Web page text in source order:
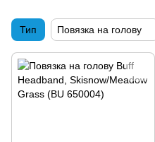
Тип Повязка на голову